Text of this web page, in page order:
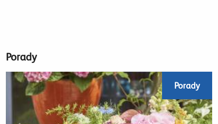
Porady
Porady